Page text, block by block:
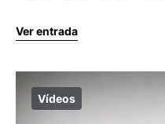
Ver entrada
Vídeos